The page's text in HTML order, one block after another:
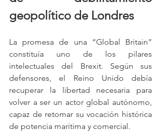
geopolítico de Londres
La promesa de una “Global Britain”
constituía uno de los pilares
intelectuales del Brexit. Según sus
defensores, el Reino Unido debía
recuperar la libertad necesaria para
volver a ser un actor global autónomo,
capaz de retomar su vocación histórica
de potencia marítima y comercial.